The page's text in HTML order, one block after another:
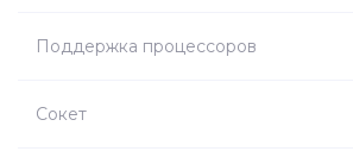
Поддержка процессоров
Сокет